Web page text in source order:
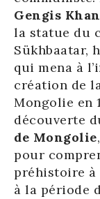
Gengis Khan
la statue du
Sükhbaatar,
qui mena à
création de
Mongolie en
découverte
de Mongolie
pour
préhistoire à
à la période